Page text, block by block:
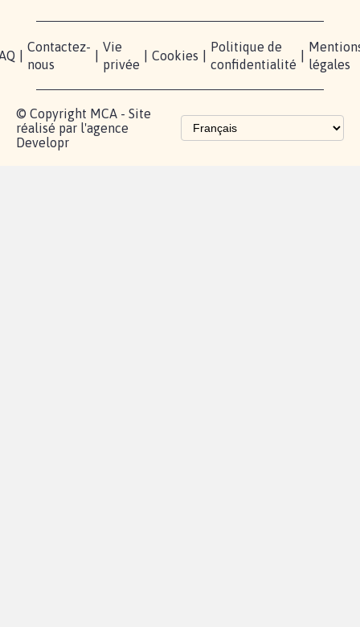
Contactez-
nous
Vie
privée
Cookies
Politique de
confidentialité
légales
© Copyright MCA - Site
réalisé par l'agence
Developr